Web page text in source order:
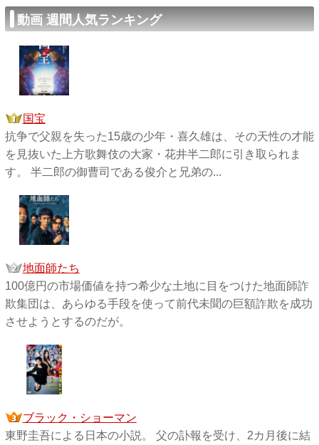
動画 週間人気ランキング
国宝
抗争で父親を失った15歳の少年・喜久雄は、その天性の才能
を見抜いた上方歌舞伎の大家・花井半二郎に引き取られま
す。 半二郎の御曹司である俊介と兄弟の...
地面師たち
100億円の市場価値を持つ希少な土地に目をつけた地面師詐
欺集団は、あらゆる手段を使って前代未聞の巨額詐欺を成功
させようとするのだが。
ブラック・ショーマン
東野圭吾による日本の小説。 父の訃報を受け、2カ月後に結